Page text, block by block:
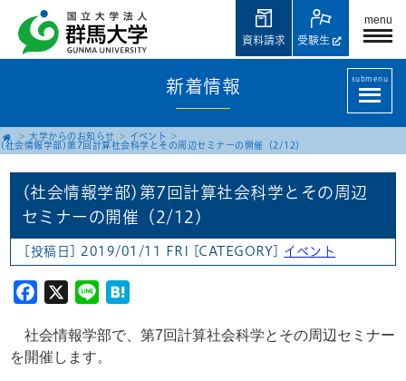
menu
受験生
資料請求
新着情報 submenu
大学からのお知らせ
イベント
(社会情報学部)第7回計算社会科学とその周辺セミナーの開催（2/12)
(社会情報学部)第7回計算社会科学とその周辺
セミナーの開催（2/12)
[投稿日] 2019/01/11 FRI [CATEGORY] イベント
Facebook
X Line
社会情報学部で、第7回計算社会科学とその周辺セミナー
を開催します。